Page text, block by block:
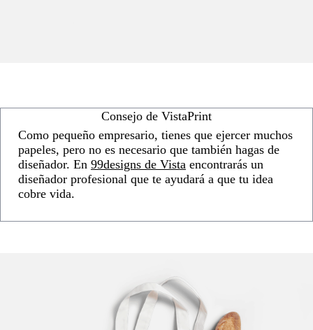
Consejo de VistaPrint
Como pequeño empresario, tienes que ejercer muchos
papeles, pero no es necesario que también hagas de
diseñador. En 99designs de Vista encontrarás un
diseñador profesional que te ayudará a que tu idea
cobre vida.